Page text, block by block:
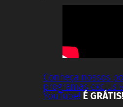
Conheça nossos
programas
YouTube! É GRÁTIS!